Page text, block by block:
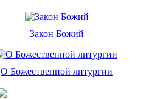
Закон Божий
О Божественной литургии